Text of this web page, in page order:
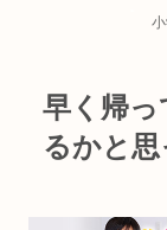
早く帰っ
るかと